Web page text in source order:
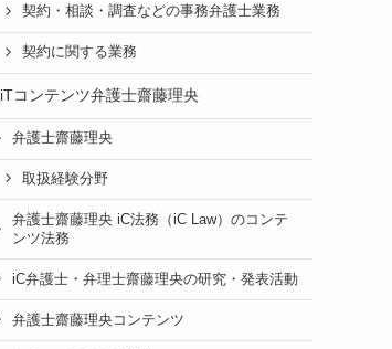
契約・相談・調査などの事務弁護士業務
契約に関する業務
iTコンテンツ弁護士齋藤理央
弁護士齋藤理央
取扱経験分野
弁護士齋藤理央 iC法務（iC Law）のコンテ
ンツ法務
iC弁護士・弁理士齋藤理央の研究・発表活動
弁護士齋藤理央コンテンツ